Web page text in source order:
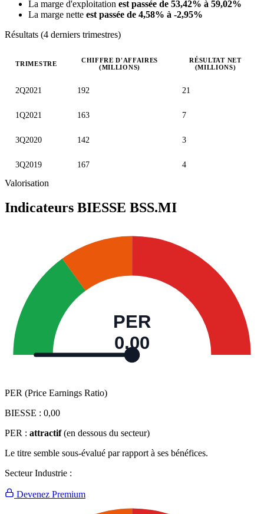
La marge d'exploitation est passée de 53,42% à 59,02%
La marge nette est passée de 4,58% à -2,95%
Résultats (4 derniers trimestres)
TRIMESTRE
CHIFFRE D'AFFAIRES
(MILLIONS)
RÉSULTAT NET
(MILLIONS)
2Q2021 192 21
1Q2021 163 7
3Q2020 142 3
3Q2019 167 4
Valorisation
Indicateurs BIESSE BSS.MI
PER
0,00
PER (Price Earnings Ratio)
BIESSE : 0,00
PER : attractif (en dessous du secteur)
Le titre semble sous-évalué par rapport à ses bénéfices.
Secteur Industrie :
Devenez Premium